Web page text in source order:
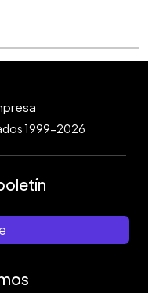
1999-2026